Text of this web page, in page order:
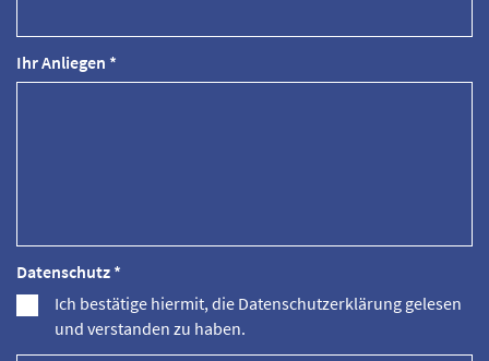
Ihr Anliegen *
Datenschutz *
Ich bestätige hiermit, die Datenschutzerklärung gelesen
und verstanden zu haben.